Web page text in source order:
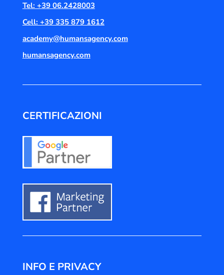
Tel: +39 06.2428003
Cell: +39 335 879 1612
academy@humansagency.com
humansagency.com
CERTIFICAZIONI
INFO E PRIVACY